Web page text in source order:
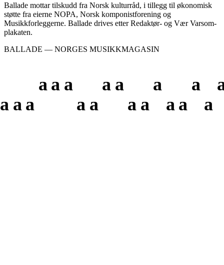
Ballade mottar tilskudd fra Norsk kulturråd, i tillegg til økonomisk
støtte fra eierne NOPA, Norsk komponistforening og
Musikkforleggerne. Ballade drives etter Redaktør- og Vær Varsom-
plakaten.
BALLADE — NORGES MUSIKKMAGASIN
a